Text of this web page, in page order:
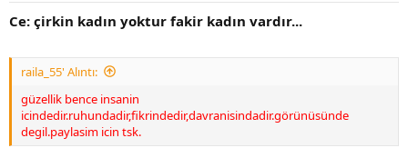
Ce: çirkin kadın yoktur fakir kadın vardır...
raila_55' Alıntı:
güzellik bence insanin
icindedir.ruhundadir,fikrindedir,davranisindadir.görünüsünde
degil.paylasim icin tsk.